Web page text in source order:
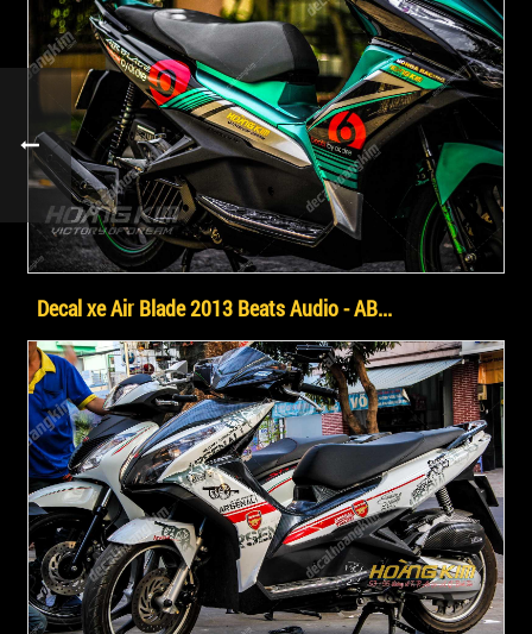
Decal xe Air Blade 2013 Beats Audio - AB...